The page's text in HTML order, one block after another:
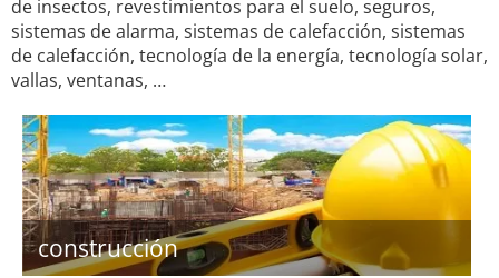
de insectos, revestimientos para el suelo, seguros,
sistemas de alarma, sistemas de calefacción, sistemas
de calefacción, tecnología de la energía, tecnología solar,
vallas, ventanas, …
construcción